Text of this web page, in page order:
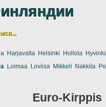
Harjavalta Helsinki Hollola
Loimaa Loviisa Mikkeli Nakkila
Euro-Kirppis